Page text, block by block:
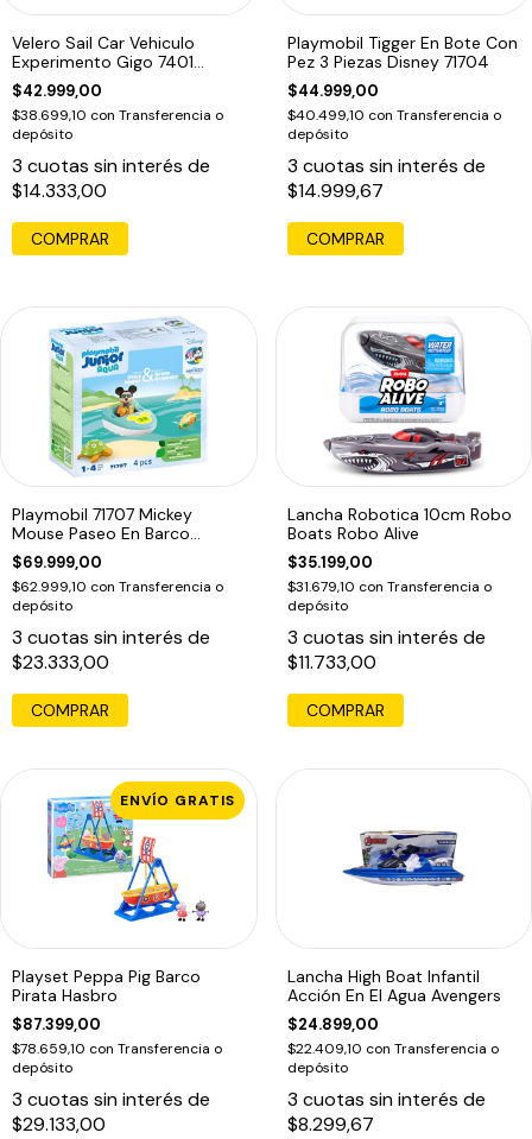
Velero Sail Car Vehiculo
Experimento Gigo 7401
Educando
$42.999,00
$38.699,10 con Transferencia o
depósito
3 cuotas sin interés de
$14.333,00
COMPRAR
Playmobil Tigger En Bote Con
Pez 3 Piezas Disney 71704
$44.999,00
$40.499,10 con Transferencia o
depósito
3 cuotas sin interés de
$14.999,67
Playmobil 71707 Mickey
Mouse Paseo En Barco
Disney
$69.999,00
$62.999,10 con Transferencia o
depósito
3 cuotas sin interés de
$23.333,00
COMPRAR
Lancha Robotica 10cm Robo
Boats Robo Alive
$35.199,00
$31.679,10 con Transferencia o
depósito
3 cuotas sin interés de
$11.733,00
COMPRAR
ENVÍO GRATIS
Playset Peppa Pig Barco
Pirata Hasbro
$87.399,00
$78.659,10 con Transferencia o
depósito
3 cuotas sin interés de
$29.133,00
Lancha High Boat Infantil
Acción En El Agua Avengers
$24.899,00
$22.409,10 con Transferencia o
depósito
3 cuotas sin interés de
$8.299,67